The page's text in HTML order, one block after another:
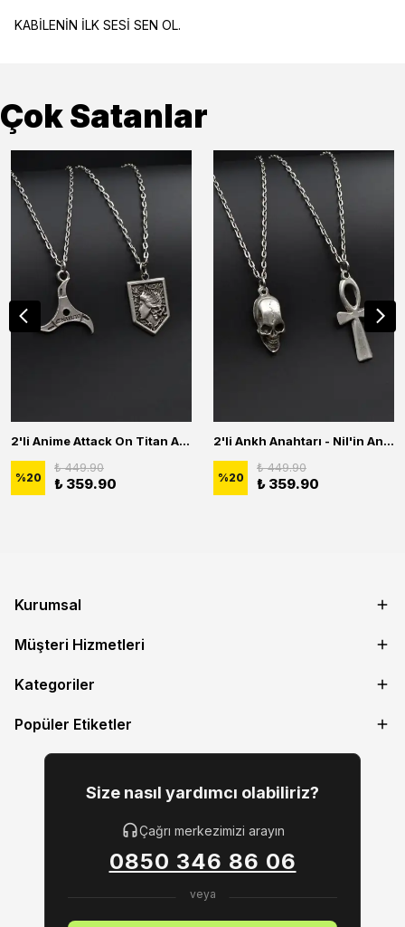
KABİLENİN İLK SESİ SEN OL.
Çok Satanlar
2'li Anime Attack On Titan Acrylic Maria Anime Naruto Erkek Kadın Kolye Seti
%20
₺ 449.90
₺ 359.90
2'li Ankh Anahtarı - Nil'in Anahtarı - Kuru Kafa Erkek Kadın Kolye Seti
%20
₺ 449.90
₺ 359.90
Kurumsal
Müşteri Hizmetleri
Kategoriler
Popüler Etiketler
Size nasıl yardımcı olabiliriz?
Çağrı merkezimizi arayın
0850 346 86 06